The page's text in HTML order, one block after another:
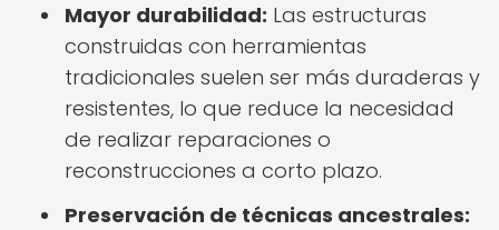
Mayor durabilidad: Las estructuras
construidas con herramientas
tradicionales suelen ser más duraderas y
resistentes, lo que reduce la necesidad
de realizar reparaciones o
reconstrucciones a corto plazo.
Preservación de técnicas ancestrales: